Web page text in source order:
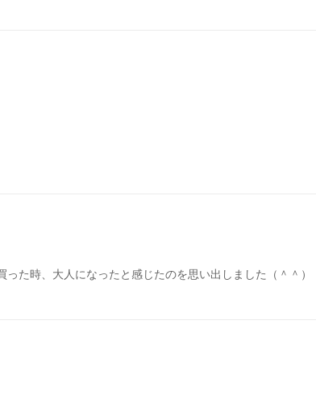
た時、大人になったと感じたのを思い出しました（＾＾）